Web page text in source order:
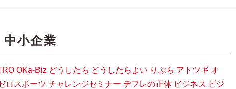
中小企業
OKa-Biz どうしたら どうしたらよい りぶら アトツギ オ
ロスポーツ チャレンジセミナー デフレの正体 ビジネス ビジ